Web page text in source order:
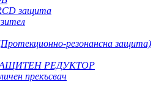
защита
резонансна защита)
РЕДУКТОР
прекъсвач